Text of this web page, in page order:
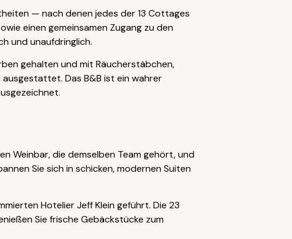
— nach denen jedes der 13 Cottages
einen gemeinsamen Zugang zu den
und unaufdringlich.
gehalten und mit Räucherstäbchen,
Das B&B ist ein wahrer
Weinbar, die demselben Team gehört, und
Sie sich in schicken, modernen Suiten
Hotelier Jeff Klein geführt. Die 23
Sie frische Gebäckstücke zum